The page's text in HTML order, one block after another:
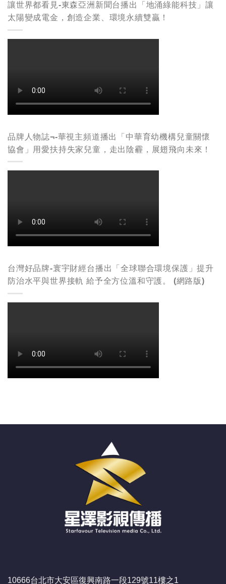
讓世界都看見-東森亞洲新聞台播出「地涌綠能科技」讓
太陽變成電金，創造企業、環境永續雙贏！
品牌人物誌¬-華視主頻道播出「中華育幼機構兒童關懷
協會」用愛扶持失家兒童，走出陰霾，展翅飛向未來！
台灣好品牌-寰宇財經台播出「全球聯合環境保護」提升
防治水平與世界接軌 給予全方位溫和守護。 (網路版)
10666台北市大安區復興南路一段129號11樓之1